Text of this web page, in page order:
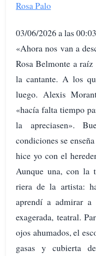
Rosa Palo
03/06/2026 a las
«Ahora nos van a
Rosa Belmonte a
la cantante. A los
luego. Alexis
«hacía falta tiempo
la apreciasen».
condiciones se
hice yo con el
Aunque una, con la
riera de la artista:
aprendí a admirar a
exagerada, teatral.
ojos ahumados, el
gasas y cubierta